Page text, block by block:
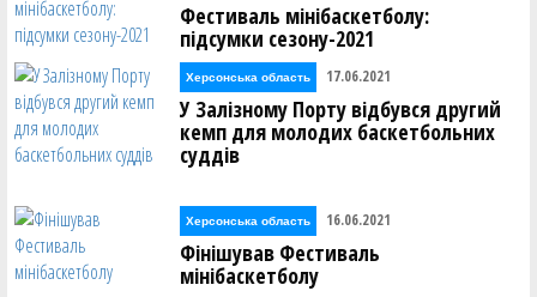
Фестиваль мінібаскетболу:
підсумки сезону-2021
Херсонська область 17.06.2021
У Залізному Порту відбувся другий
кемп для молодих баскетбольних
суддів
Херсонська область 16.06.2021
Фінішував Фестиваль
мінібаскетболу